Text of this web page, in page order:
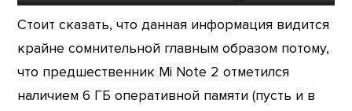
Стоит сказать, что данная информация видится
крайне сомнительной главным образом потому,
что предшественник Mi Note 2 отметился
наличием 6 ГБ оперативной памяти (пусть и в